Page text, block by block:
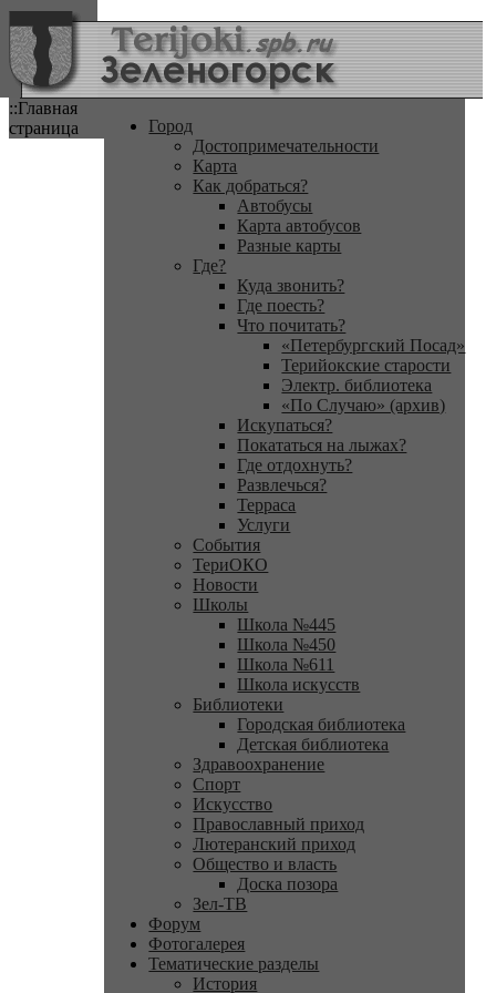
::Главная
страница
Город
Достопримечательности
Карта
Как добраться?
Автобусы
Карта автобусов
Разные карты
Где?
Куда звонить?
Где поесть?
Что почитать?
«Петербургский Посад»
Терийокские старости
Электр. библиотека
«По Случаю» (архив)
Искупаться?
Покататься на лыжах?
Где отдохнуть?
Развлечься?
Терраса
Услуги
События
ТериОКО
Новости
Школы
Школа №445
Школа №450
Школа №611
Школа искусств
Библиотеки
Городская библиотека
Детская библиотека
Здравоохранение
Спорт
Искусство
Православный приход
Лютеранский приход
Общество и власть
Доска позора
Зел-ТВ
Форум
Фотогалерея
Тематические разделы
История